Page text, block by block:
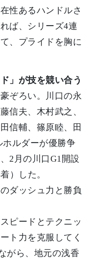
性あるハンドルさ
ば、シリーズ4連
、プライドを胸に
」が技を競い合う
ぞろい。川口の永
信夫、木村武之、
信輔、篠原睦、田
ホルダーが優勝争
2月の川口G1開設
）した。
ダッシュ力と勝負
ピードとテクニッ
ト力を克服してく
がら、地元の浅香